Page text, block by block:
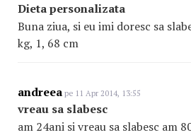
Dieta personalizata
Buna ziua, si eu imi doresc sa
kg, 1, 68 cm
andreea pe 11 Apr 2014, 13:55
vreau sa slabesc
am 24ani si vreau sa slabesc am